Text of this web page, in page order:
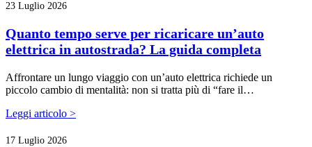
23 Luglio 2026
Quanto tempo serve per ricaricare un’auto
elettrica in autostrada? La guida completa
Affrontare un lungo viaggio con un’auto elettrica richiede un
piccolo cambio di mentalità: non si tratta più di “fare il…
Leggi articolo >
17 Luglio 2026